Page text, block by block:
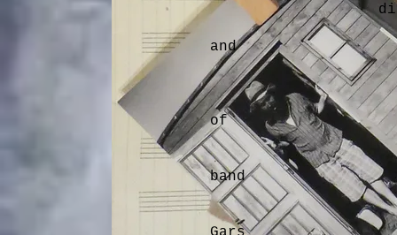
didact, so
practicing
and
jumped
of
the
band
uses